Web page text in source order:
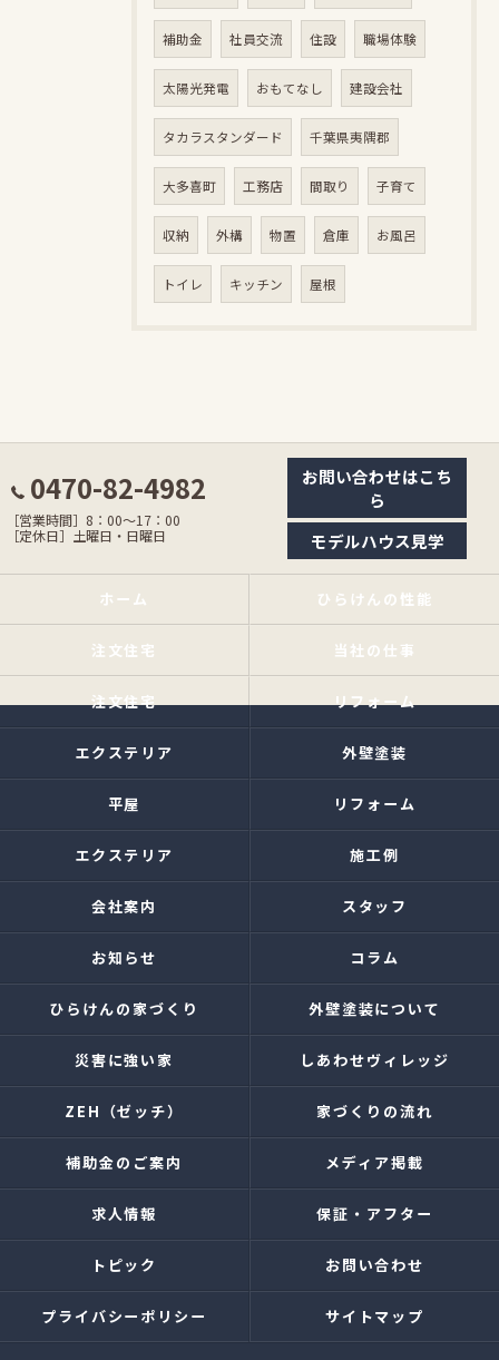
補助金 社員交流 住設 職場体験
太陽光発電 おもてなし 建設会社
タカラスタンダード 千葉県夷隅郡
大多喜町 工務店 間取り 子育て
収納 外構 物置 倉庫 お風呂
トイレ キッチン 屋根
0470-82-4982
［営業時間］8：00〜17：00
［定休日］土曜日・日曜日
お問い合わせはこち
ら
モデルハウス見学
ホーム ひらけんの性能
注文住宅 当社の仕事
注文住宅 リフォーム
エクステリア 外壁塗装
平屋 リフォーム
エクステリア 施工例
会社案内 スタッフ
お知らせ コラム
ひらけんの家づくり 外壁塗装について
災害に強い家 しあわせヴィレッジ
ZEH（ゼッチ） 家づくりの流れ
補助金のご案内 メディア掲載
求人情報 保証・アフター
トピック お問い合わせ
プライバシーポリシー サイトマップ